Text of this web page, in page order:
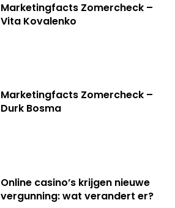
Marketingfacts Zomercheck –
Vita Kovalenko
Marketingfacts Zomercheck –
Durk Bosma
Online casino’s krijgen nieuwe
vergunning: wat verandert er?